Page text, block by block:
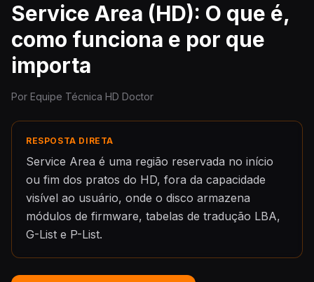
Service Area (HD): O que é,
como funciona e por que
importa
Por Equipe Técnica HD Doctor
RESPOSTA DIRETA
Service Area é uma região reservada no início
ou fim dos pratos do HD, fora da capacidade
visível ao usuário, onde o disco armazena
módulos de firmware, tabelas de tradução LBA,
G-List e P-List.